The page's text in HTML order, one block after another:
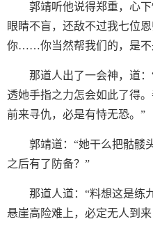
郭靖听他说得郑重，心
眼睛不盲，还敌不过我七位
你……你当然帮我们的，是不
那道人出了一会神，道
透她手指之力怎会如此了得
前来寻仇，必是有恃无恐。”
郭靖道：“她干么把骷髅
之后有了防备？”
那道人道：“料想这是练
悬崖高险难上，必定无人到